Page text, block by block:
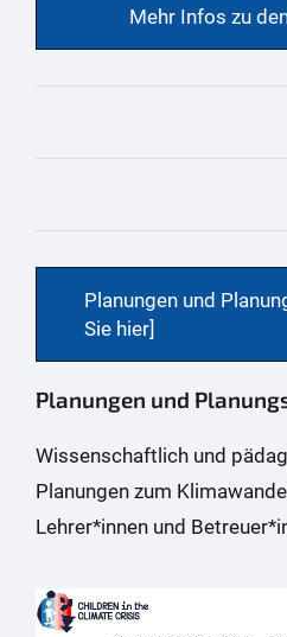
Mehr Infos zu
Planungen und
Sie hier]
Planungen und
Wissenschaftlich und
Planungen zum
Lehrer*innen und